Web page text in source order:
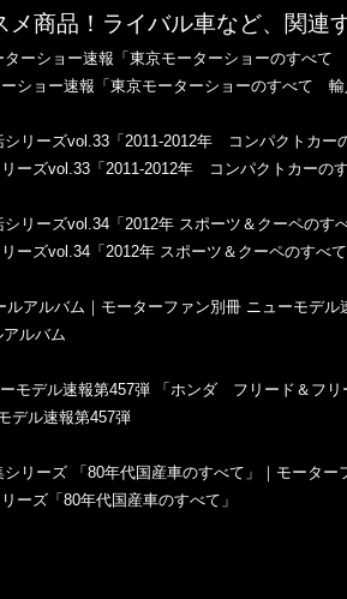
ショー速報「東京モーターショーのすべて
ーズvol.33「2011-2012年 コンパクトカーの
ーズvol.34「2012年 スポーツ＆クーペのすべ
ルバム
デル速報第457弾
ーズ「80年代国産車のすべて」